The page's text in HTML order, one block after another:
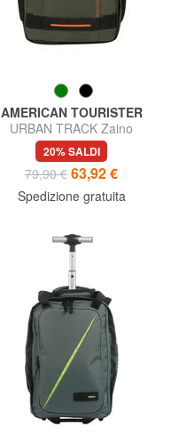
AMERICAN TOURISTER
URBAN TRACK Zaino
underseater ok Ryanair
20% SALDI
79,90 € 63,92 €
Spedizione gratuita